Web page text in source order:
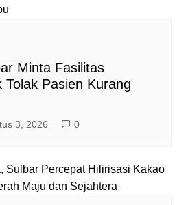
Minta Fasilitas
Tolak Pasien Kurang
3, 2026 0